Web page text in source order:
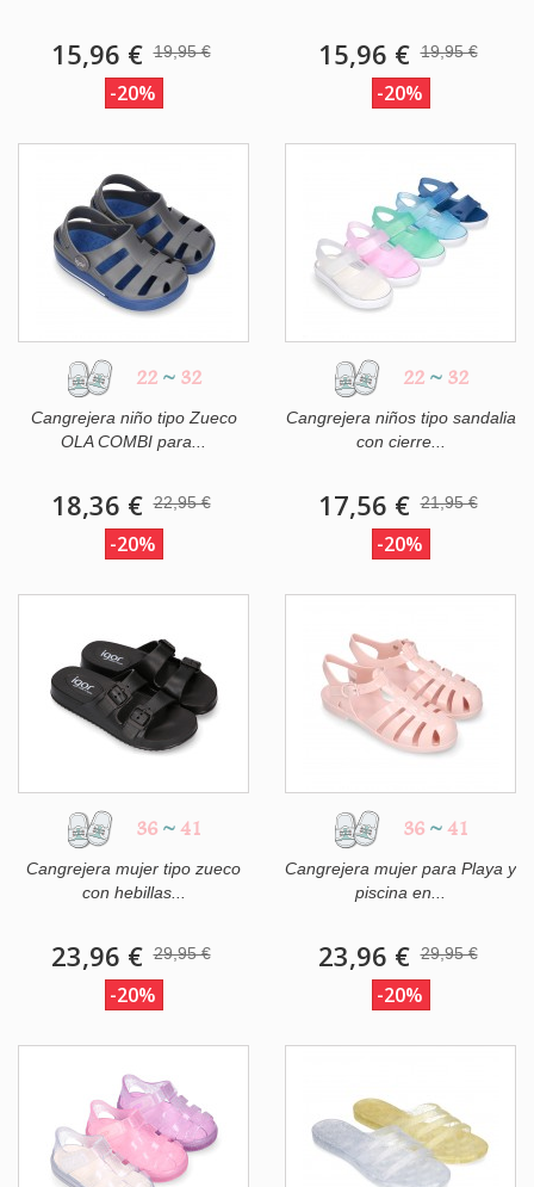
15,96 € 19,95 €
-20%
15,96 € 19,95 €
-20%
22 ~ 32
Cangrejera niño tipo Zueco
OLA COMBI para...
18,36 € 22,95 €
-20%
22 ~ 32
Cangrejera niños tipo sandalia
con cierre...
17,56 € 21,95 €
-20%
36 ~ 41
Cangrejera mujer tipo zueco
con hebillas...
23,96 € 29,95 €
-20%
36 ~ 41
Cangrejera mujer para Playa y
piscina en...
23,96 € 29,95 €
-20%